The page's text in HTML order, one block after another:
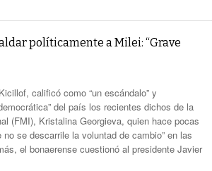
políticamente a Milei: “Grave
calificó como “un escándalo” y
del país los recientes dichos de la
(FMI), Kristalina Georgieva, quien hace pocas
se descarrile la voluntad de cambio” en las
el bonaerense cuestionó al presidente Javier